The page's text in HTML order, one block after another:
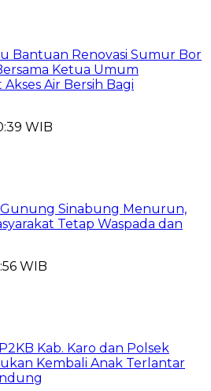
Bantuan Renovasi Sumur Bor
Ketua Umum
Air Bersih Bagi
WIB
Sinabung Menurun,
Tetap Waspada dan
WIB
Kab. Karo dan Polsek
Kembali Anak Terlantar